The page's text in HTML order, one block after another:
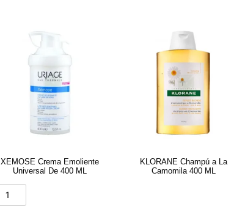
XEMOSE Crema Emoliente
Universal De 400 ML
KLORANE Champú a La
Camomila 400 ML